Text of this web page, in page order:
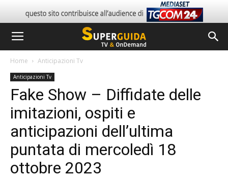
Home Anticipazioni Tv
Anticipazioni Tv
Fake Show – Diffidate delle
imitazioni, ospiti e
anticipazioni dell’ultima
puntata di mercoledì 18
ottobre 2023